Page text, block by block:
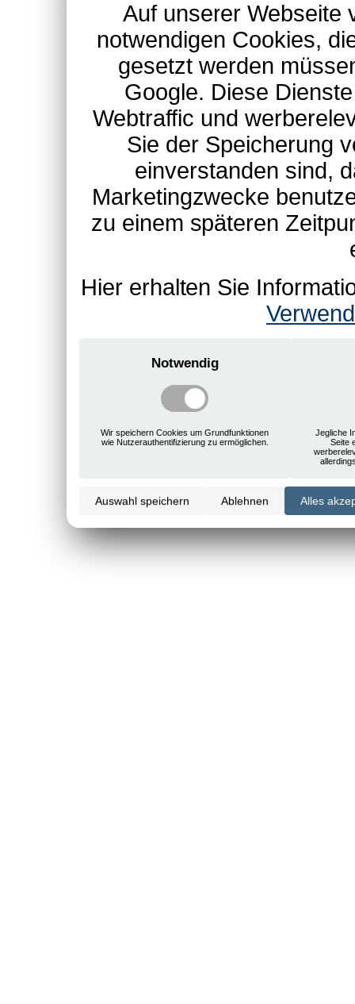
Auf unserer Webseite
notwendigen Cookies,
gesetzt werden
Google. Diese
Webtraffic und
Sie der Speicherung
einverstanden sind,
Marketingzwecke
zu einem späteren
Hier erhalten Sie
Notwendig
Wir speichern Cookies um Grundfunktionen
wie Nutzerauthentifizierung zu ermöglichen.
Jegliche
Seite
Auswahl speichern Ablehnen Alles